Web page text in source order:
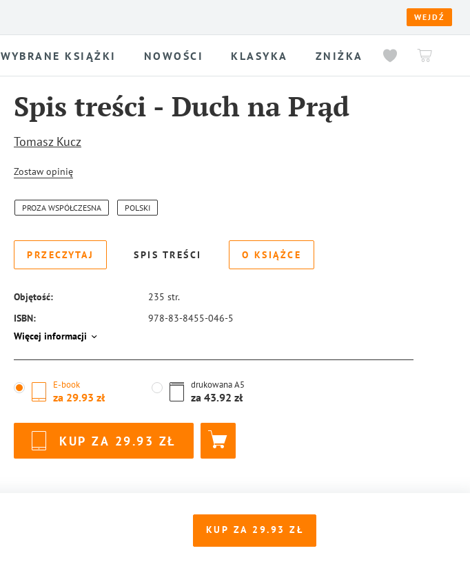
WEJDŹ
WYBRANE KSIĄŻKI NOWOŚCI KLASYKA ZNIŻKA
Spis treści - Duch na Prąd
Tomasz Kucz
Zostaw opinię
PROZA WSPÓŁCZESNA POLSKI
PRZECZYTAJ SPIS TREŚCI O KSIĄŻCE
Objętość: 235 str.
ISBN:
978-83-8455-046-5
Więcej informacji
E-book
za 29.93
drukowanaA5
za 43.92
KUP ZA 29.93
KUP ZA 29.93